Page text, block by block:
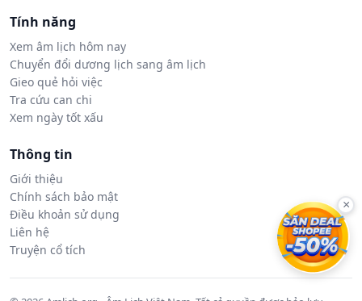
Tính năng
Xem âm lịch hôm nay
Chuyển đổi dương lịch sang âm lịch
Gieo quẻ hỏi việc
Tra cứu can chi
Xem ngày tốt xấu
Thông tin
Giới thiệu
Chính sách bảo mật
Điều khoản sử dụng
Liên hệ
Truyện cổ tích
×